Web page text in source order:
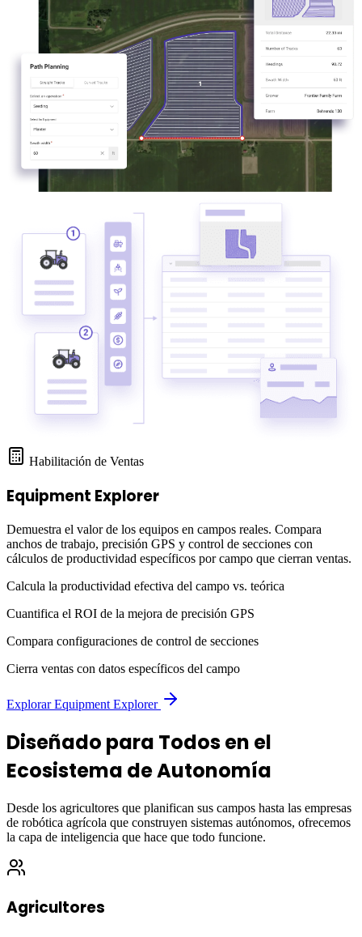
Habilitación de Ventas
Equipment Explorer
Demuestra el valor de los equipos en campos reales. Compara
anchos de trabajo, precisión GPS y control de secciones con
cálculos de productividad específicos por campo que cierran ventas.
Calcula la productividad efectiva del campo vs. teórica
Cuantifica el ROI de la mejora de precisión GPS
Compara configuraciones de control de secciones
Cierra ventas con datos específicos del campo
Explorar Equipment Explorer
Diseñado para Todos en el
Ecosistema de Autonomía
Desde los agricultores que planifican sus campos hasta las empresas
de robótica agrícola que construyen sistemas autónomos, ofrecemos
la capa de inteligencia que hace que todo funcione.
Agricultores